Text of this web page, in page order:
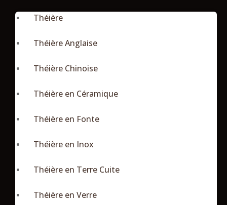
Théière
Théière Anglaise
Théière Chinoise
Théière en Céramique
Théière en Fonte
Théière en Inox
Théière en Terre Cuite
Théière en Verre